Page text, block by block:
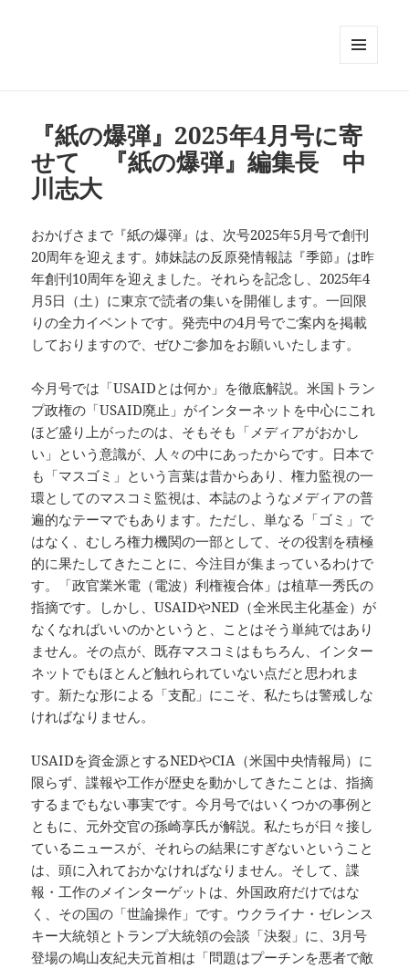
ット
『紙の爆弾』2025年4月号に寄
せて 『紙の爆弾』編集長 中
川志大
おかげさまで『紙の爆弾』は、次号2025年5月号で創刊
20周年を迎えます。姉妹誌の反原発情報誌『季節』は昨
年創刊10周年を迎えました。それらを記念し、2025年4
月5日（土）に東京で読者の集いを開催します。一回限
りの全力イベントです。発売中の4月号でご案内を掲載
しておりますので、ぜひご参加をお願いいたします。
今月号では「USAIDとは何か」を徹底解説。米国トラン
プ政権の「USAID廃止」がインターネットを中心にこれ
ほど盛り上がったのは、そもそも「メディアがおかし
い」という意識が、人々の中にあったからです。日本で
も「マスゴミ」という言葉は昔からあり、権力監視の一
環としてのマスコミ監視は、本誌のようなメディアの普
遍的なテーマでもあります。ただし、単なる「ゴミ」で
はなく、むしろ権力機関の一部として、その役割を積極
的に果たしてきたことに、今注目が集まっているわけで
す。「政官業米電（電波）利権複合体」は植草一秀氏の
指摘です。しかし、USAIDやNED（全米民主化基金）が
なくなればいいのかというと、ことはそう単純ではあり
ません。その点が、既存マスコミはもちろん、インター
ネットでもほとんど触れられていない点だと思われま
す。新たな形による「支配」にこそ、私たちは警戒しな
ければなりません。
USAIDを資金源とするNEDやCIA（米国中央情報局）に
限らず、諜報や工作が歴史を動かしてきたことは、指摘
するまでもない事実です。今月号ではいくつかの事例と
ともに、元外交官の孫崎享氏が解説。私たちが日々接し
ているニュースが、それらの結果にすぎないということ
は、頭に入れておかなければなりません。そして、諜
報・工作のメインターゲットは、外国政府だけではな
く、その国の「世論操作」です。ウクライナ・ゼレンス
キー大統領とトランプ大統領の会談「決裂」に、3月号
登場の鳩山友紀夫元首相は「問題はプーチンを悪者で敵